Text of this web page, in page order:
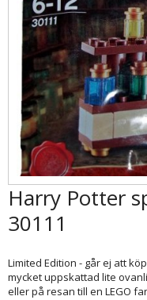
Harry Potter
30111
Limited Edition - går ej att
mycket uppskattad lite
eller på resan till en LEGO